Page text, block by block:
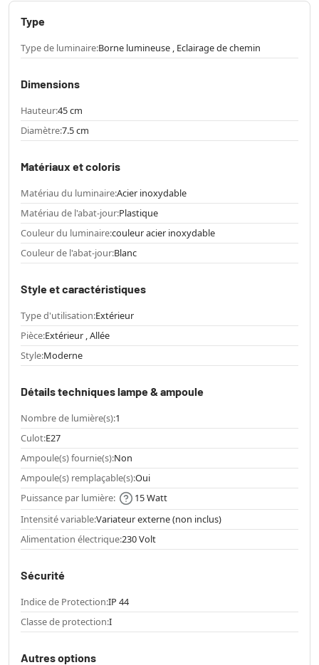
Type
Type de luminaire:Borne lumineuse , Eclairage de chemin
Dimensions
Hauteur:45 cm
Diamètre:7.5 cm
Matériaux et coloris
Matériau du luminaire:Acier inoxydable
Matériau de l'abat-jour:Plastique
Couleur du luminaire:couleur acier inoxydable
Couleur de l'abat-jour:Blanc
Style et caractéristiques
Type d'utilisation:Extérieur
Pièce:Extérieur , Allée
Style:Moderne
Détails techniques lampe & ampoule
Nombre de lumière(s):1
Culot:E27
Ampoule(s) fournie(s):Non
Ampoule(s) remplaçable(s):Oui
Puissance par lumière:
15 Watt
Intensité variable:Variateur externe (non inclus)
Alimentation électrique:230 Volt
Sécurité
Indice de Protection:IP 44
Classe de protection:I
Autres options